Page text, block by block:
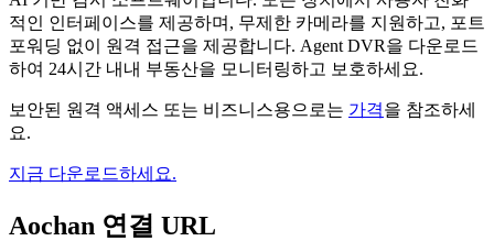
적인 인터페이스를 제공하며, 무제한 카메라를 지원하고, 포트
포워딩 없이 원격 접근을 제공합니다. Agent DVR을 다운로드
하여 24시간 내내 부동산을 모니터링하고 보호하세요.
보안된 원격 액세스 또는 비즈니스용으로는 가격을 참조하세
요.
지금 다운로드하세요.
Aochan 연결 URL